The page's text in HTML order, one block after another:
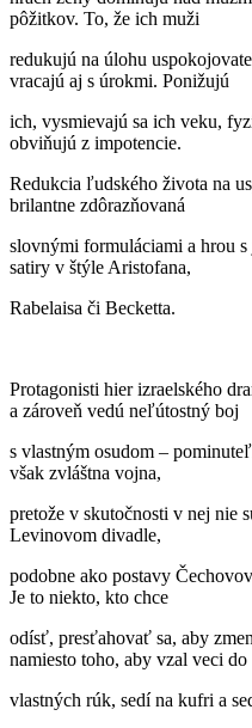
pôžitkov. To, že ich muži
redukujú na úlohu
vracajú aj s úrokmi. Ponižujú
ich, vysmievajú sa ich veku,
obviňujú z impotencie.
Redukcia ľudského života na
brilantne zdôrazňovaná
slovnými formuláciami a hrou
satiry v štýle Aristofana,
Rabelaisa či Becketta.
Protagonisti hier izraelského
a zároveň vedú neľútostný boj
s vlastným osudom –
však zvláštna vojna,
pretože v skutočnosti v nej nie
Levinovom divadle,
podobne ako postavy
Je to niekto, kto chce
odísť, presťahovať sa, aby
namiesto toho, aby vzal veci do
vlastných rúk, sedí na kufri a